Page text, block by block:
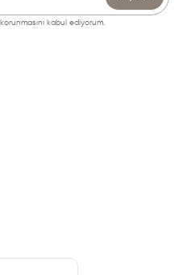
korunmasını kabul ediyorum.